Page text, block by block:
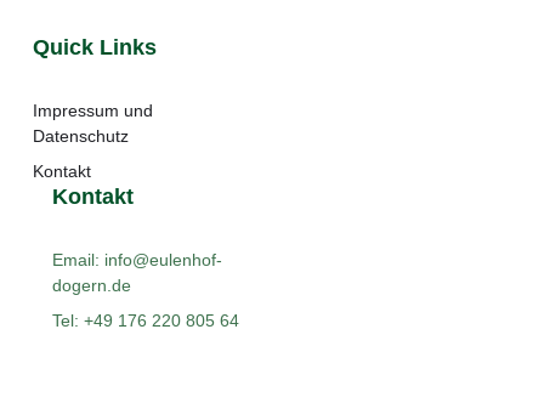
Quick Links
Impressum und
Datenschutz
Kontakt
Kontakt
Email: info@eulenhof-
dogern.de
Tel: +49 176 220 805 64